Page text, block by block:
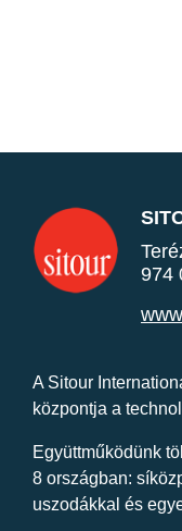
974
A Sitour
központja a
Együttműködünk
8 országban:
uszodákkal és